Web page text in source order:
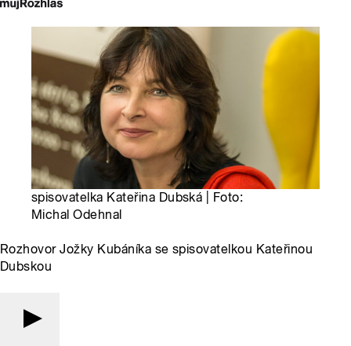
spisovatelka Kateřina Dubská | Foto:
Michal Odehnal
Rozhovor Jožky Kubáníka se spisovatelkou Kateřinou
Dubskou